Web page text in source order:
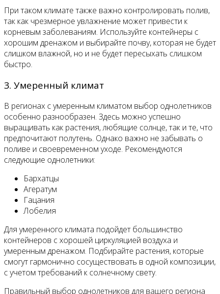
При таком климате также важно контролировать полив,
так как чрезмерное увлажнение может привести к
корневым заболеваниям. Используйте контейнеры с
хорошим дренажом и выбирайте почву, которая не будет
слишком влажной, но и не будет пересыхать слишком
быстро.
3. Умеренный климат
В регионах с умеренным климатом выбор однолетников
особенно разнообразен. Здесь можно успешно
выращивать как растения, любящие солнце, так и те, что
предпочитают полутень. Однако важно не забывать о
поливе и своевременном уходе. Рекомендуются
следующие однолетники:
Бархатцы
Агератум
Гацания
Лобелия
Для умеренного климата подойдет большинство
контейнеров с хорошей циркуляцией воздуха и
умеренным дренажом. Подбирайте растения, которые
смогут гармонично сосуществовать в одной композиции,
с учетом требований к солнечному свету.
Правильный выбор однолетников для вашего региона